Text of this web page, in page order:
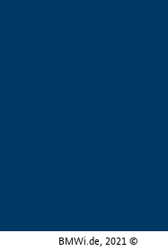
BMWi.de, 2021 ©